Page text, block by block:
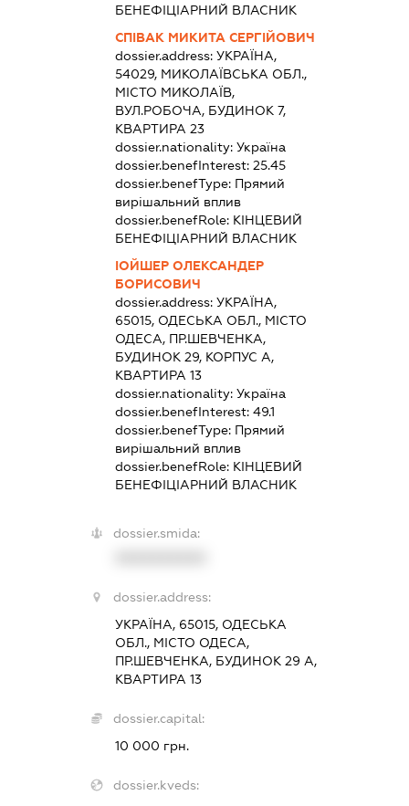
БЕНЕФІЦІАРНИЙ ВЛАСНИК
СПІВАК МИКИТА СЕРГІЙОВИЧ
dossier.address:УКРАЇНА,
54029, МИКОЛАЇВСЬКА ОБЛ.,
МІСТО МИКОЛАЇВ,
ВУЛ.РОБОЧА, БУДИНОК 7,
КВАРТИРА 23
dossier.nationality:Україна
dossier.benefInterest:25.45
dossier.benefType: Прямий
вирішальний вплив
dossier.benefRole: КІНЦЕВИЙ
БЕНЕФІЦІАРНИЙ ВЛАСНИК
ІОЙШЕР ОЛЕКСАНДЕР
БОРИСОВИЧ
dossier.address:УКРАЇНА,
65015, ОДЕСЬКА ОБЛ., МІСТО
ОДЕСА, ПР.ШЕВЧЕНКА,
БУДИНОК 29, КОРПУС А,
КВАРТИРА 13
dossier.nationality:Україна
dossier.benefInterest:49.1
dossier.benefType: Прямий
вирішальний вплив
dossier.benefRole: КІНЦЕВИЙ
БЕНЕФІЦІАРНИЙ ВЛАСНИК
dossier.smida:
dossier.address:
УКРАЇНА, 65015, ОДЕСЬКА
ОБЛ., МІСТО ОДЕСА,
ПР.ШЕВЧЕНКА, БУДИНОК 29 А,
КВАРТИРА 13
dossier.capital:
10 000 грн.
dossier.kveds: